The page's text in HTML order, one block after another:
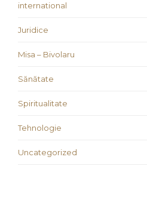
international
Juridice
Misa – Bivolaru
Sănătate
Spiritualitate
Tehnologie
Uncategorized